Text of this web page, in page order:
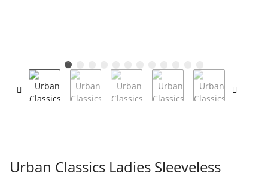
Urban Classics Ladies Sleeveless